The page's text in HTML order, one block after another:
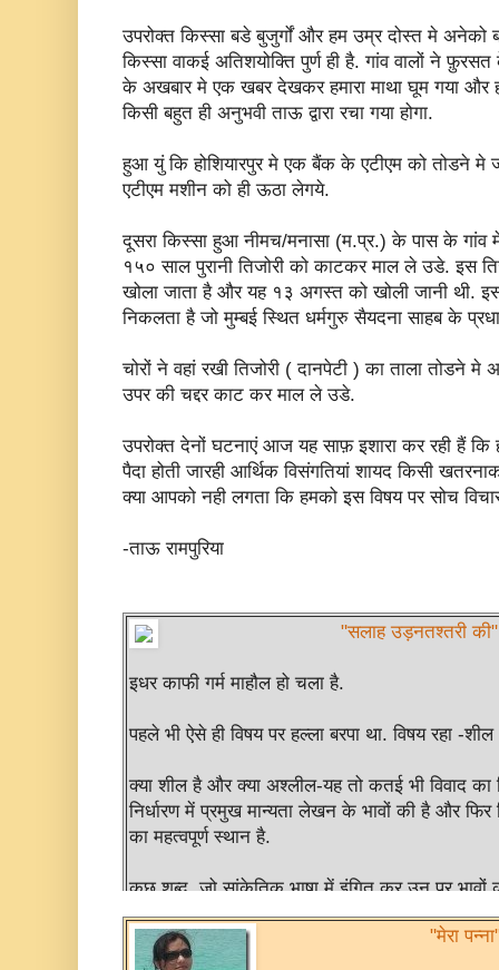
उपरोक्त किस्सा बडे बुजुर्गों और हम उम्र दोस्त मे अनेको
किस्सा वाकई अतिशयोक्ति पुर्ण ही है. गांव वालों ने
के अखबार मे एक खबर देखकर हमारा माथा घूम गया और
किसी बहुत ही अनुभवी ताऊ द्वारा रचा गया होगा.
हुआ युं कि होशियारपुर मे एक बैंक के एटीएम को तोडने मे
एटीएम मशीन को ही ऊठा लेगये.
दूसरा किस्सा हुआ नीमच/मनासा (म.प्र.) के पास के गांव
१५० साल पुरानी तिजोरी को काटकर माल ले उडे. इस
खोला जाता है और यह १३ अगस्त को खोली जानी थी.
निकलता है जो मुम्बई स्थित धर्मगुरु सैयदना साहब के
चोरों ने वहां रखी तिजोरी ( दानपेटी ) का ताला तोडने मे
उपर की चद्दर काट कर माल ले उडे.
उपरोक्त देनों घटनाएं आज यह साफ़ इशारा कर रही हैं
पैदा होती जारही आर्थिक विसंगतियां शायद किसी
क्या आपको नही लगता कि हमको इस विषय पर सोच
-ताऊ रामपुरिया
"सलाह उड़नतश्तरी
इधर काफी गर्म माहौल हो चला है.
पहले भी ऐसे ही विषय पर हल्ला बरपा था. विषय रहा -
क्या शील है और क्या अश्लील-यह तो कतई भी विवाद का
निर्धारण में प्रमुख मान्यता लेखन के भावों की है और फिर
का महत्वपूर्ण स्थान है.
कुछ शब्द, जो सांकेतिक भाषा में इंगित कर उन पर भावों
विरोध या उसके इस्तेमाल पर अपने विचार रखना-
जाता.
"मेरा